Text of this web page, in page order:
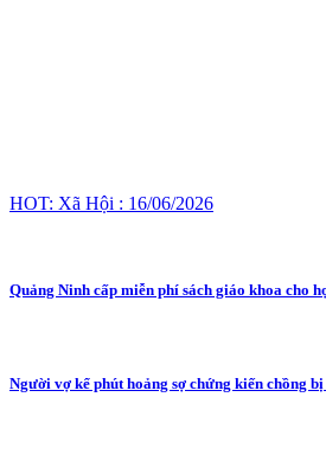
HOT: Xã Hội : 16/06/2026
Quảng Ninh cấp miễn phí sách giáo khoa cho
Người vợ kể phút hoảng sợ chứng kiến chồng